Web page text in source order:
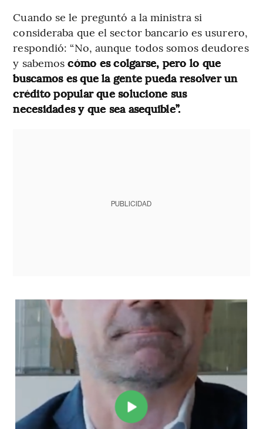
Cuando se le preguntó a la ministra si
consideraba que el sector bancario es usurero,
respondió: “No, aunque todos somos deudores
y sabemoscómo es colgarse, pero lo que
buscamos es que la gente pueda resolver un
crédito popular que solucione sus
necesidades y que sea asequible”.
PUBLICIDAD